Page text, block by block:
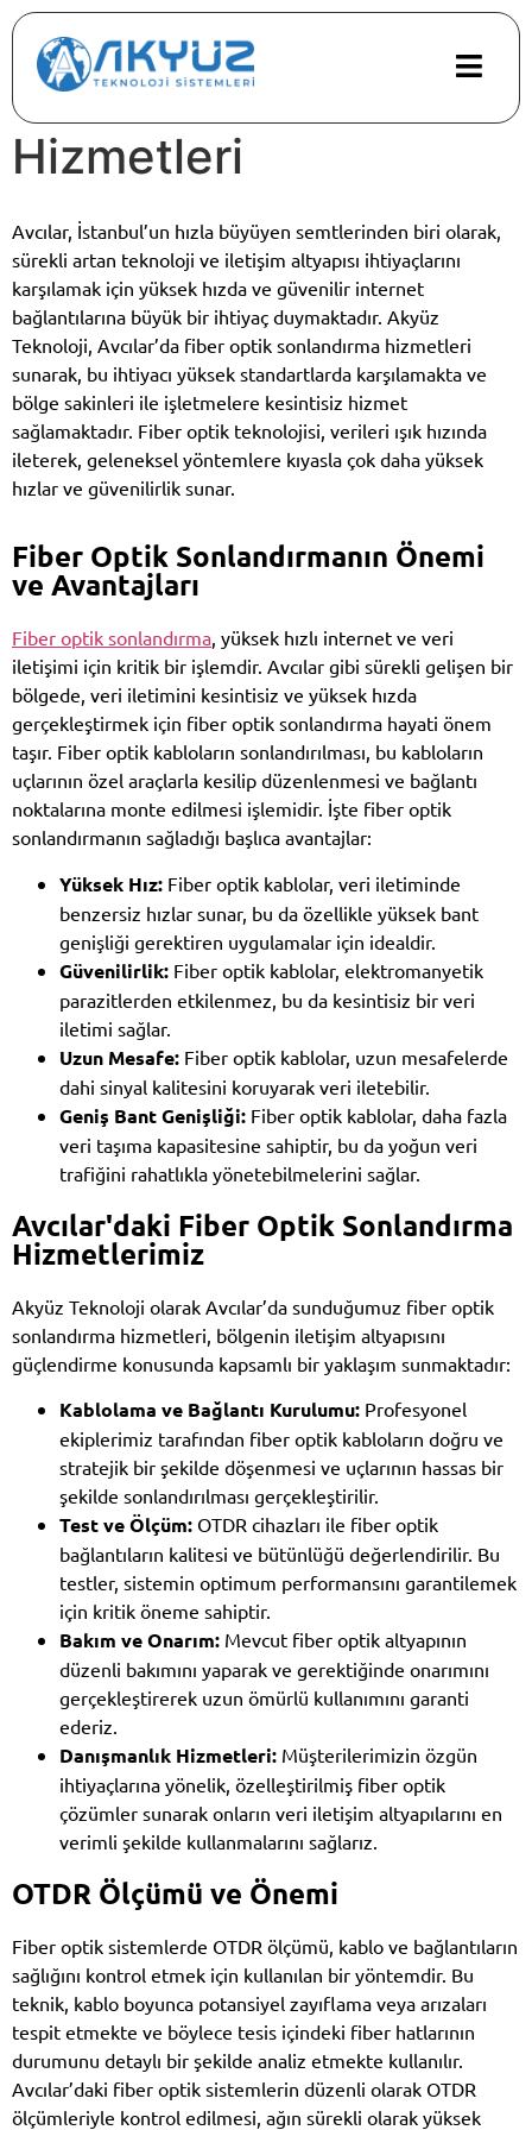
Avcılar’da Fiber Optik
Sonlandırma
Hizmetleri
Avcılar, İstanbul’un hızla büyüyen semtlerinden biri olarak,
sürekli artan teknoloji ve iletişim altyapısı ihtiyaçlarını
karşılamak için yüksek hızda ve güvenilir internet
bağlantılarına büyük bir ihtiyaç duymaktadır. Akyüz
Teknoloji, Avcılar’da fiber optik sonlandırma hizmetleri
sunarak, bu ihtiyacı yüksek standartlarda karşılamakta ve
bölge sakinleri ile işletmelere kesintisiz hizmet
sağlamaktadır. Fiber optik teknolojisi, verileri ışık hızında
ileterek, geleneksel yöntemlere kıyasla çok daha yüksek
hızlar ve güvenilirlik sunar.
Fiber Optik Sonlandırmanın Önemi
ve Avantajları
Fiber optik sonlandırma, yüksek hızlı internet ve veri
iletişimi için kritik bir işlemdir. Avcılar gibi sürekli gelişen bir
bölgede, veri iletimini kesintisiz ve yüksek hızda
gerçekleştirmek için fiber optik sonlandırma hayati önem
taşır. Fiber optik kabloların sonlandırılması, bu kabloların
uçlarının özel araçlarla kesilip düzenlenmesi ve bağlantı
noktalarına monte edilmesi işlemidir. İşte fiber optik
sonlandırmanın sağladığı başlıca avantajlar:
Yüksek Hız: Fiber optik kablolar, veri iletiminde
benzersiz hızlar sunar, bu da özellikle yüksek bant
genişliği gerektiren uygulamalar için idealdir.
Güvenilirlik: Fiber optik kablolar, elektromanyetik
parazitlerden etkilenmez, bu da kesintisiz bir veri
iletimi sağlar.
Uzun Mesafe: Fiber optik kablolar, uzun mesafelerde
dahi sinyal kalitesini koruyarak veri iletebilir.
Geniş Bant Genişliği: Fiber optik kablolar, daha fazla
veri taşıma kapasitesine sahiptir, bu da yoğun veri
trafiğini rahatlıkla yönetebilmelerini sağlar.
Avcılar'daki Fiber Optik Sonlandırma
Hizmetlerimiz
Akyüz Teknoloji olarak Avcılar’da sunduğumuz fiber optik
sonlandırma hizmetleri, bölgenin iletişim altyapısını
güçlendirme konusunda kapsamlı bir yaklaşım sunmaktadır:
Kablolama ve Bağlantı Kurulumu: Profesyonel
ekiplerimiz tarafından fiber optik kabloların doğru ve
stratejik bir şekilde döşenmesi ve uçlarının hassas bir
şekilde sonlandırılması gerçekleştirilir.
Test ve Ölçüm: OTDR cihazları ile fiber optik
bağlantıların kalitesi ve bütünlüğü değerlendirilir. Bu
testler, sistemin optimum performansını garantilemek
için kritik öneme sahiptir.
Bakım ve Onarım: Mevcut fiber optik altyapının
düzenli bakımını yaparak ve gerektiğinde onarımını
gerçekleştirerek uzun ömürlü kullanımını garanti
ederiz.
Danışmanlık Hizmetleri: Müşterilerimizin özgün
ihtiyaçlarına yönelik, özelleştirilmiş fiber optik
çözümler sunarak onların veri iletişim altyapılarını en
verimli şekilde kullanmalarını sağlarız.
OTDR Ölçümü ve Önemi
Fiber optik sistemlerde OTDR ölçümü, kablo ve bağlantıların
sağlığını kontrol etmek için kullanılan bir yöntemdir. Bu
teknik, kablo boyunca potansiyel zayıflama veya arızaları
tespit etmekte ve böylece tesis içindeki fiber hatlarının
durumunu detaylı bir şekilde analiz etmekte kullanılır.
Avcılar’daki fiber optik sistemlerin düzenli olarak OTDR
ölçümleriyle kontrol edilmesi, ağın sürekli olarak yüksek